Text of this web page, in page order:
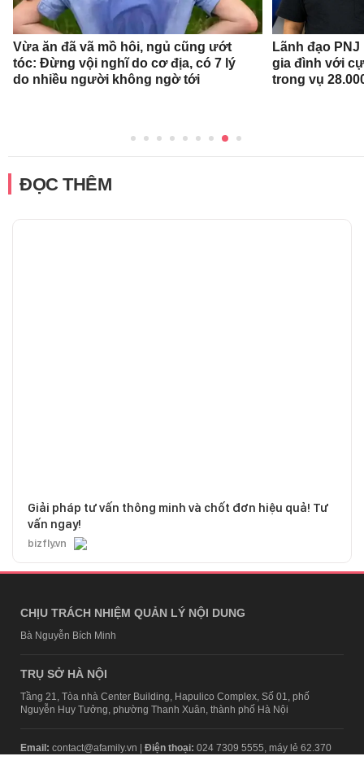
Vừa ăn đã vã mồ hôi, ngủ cũng ướt
tóc: Đừng vội nghĩ do cơ địa, có 7 lý
do nhiều người không ngờ tới
Lãnh đạo
gia đình với
trong vụ
ĐỌC THÊM
Giải pháp tư vấn thông minh và chốt đơn hiệu quả! Tư
vấn ngay!
bizfly.vn
CHỊU TRÁCH NHIỆM QUẢN LÝ NỘI DUNG
Bà Nguyễn Bích Minh
TRỤ SỞ HÀ NỘI
Tầng 21, Tòa nhà Center Building, Hapulico Complex, Số 01, phố
Nguyễn Huy Tưởng, phường Thanh Xuân, thành phố Hà Nội
Email: contact@afamily.vn | Điện thoại: 024 7309 5555, máy lẻ 62.370